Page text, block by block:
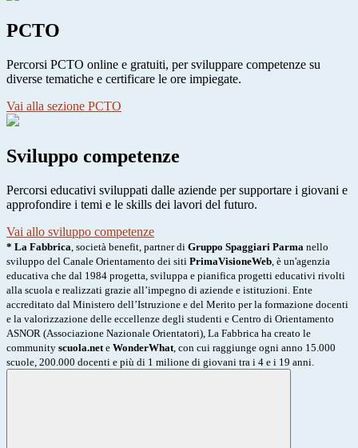
PCTO
Percorsi PCTO online e gratuiti, per sviluppare competenze su
diverse tematiche e certificare le ore impiegate.
Vai alla sezione PCTO
Sviluppo competenze
Percorsi educativi sviluppati dalle aziende per supportare i giovani e
approfondire i temi e le skills dei lavori del futuro.
Vai allo sviluppo competenze
* La Fabbrica , società benefit, partner di Gruppo Spaggiari Parma nello
sviluppo del Canale Orientamento dei siti PrimaVisioneWeb , è un'agenzia
educativa che dal 1984 progetta, sviluppa e pianifica progetti educativi rivolti
alla scuola e realizzati grazie all’impegno di aziende e istituzioni. Ente
accreditato dal Ministero dell’Istruzione e del Merito per la formazione docenti
e la valorizzazione delle eccellenze degli studenti e Centro di Orientamento
ASNOR (Associazione Nazionale Orientatori), La Fabbrica ha creato le
community scuola.net e WonderWhat , con cui raggiunge ogni anno 15.000
scuole, 200.000 docenti e più di 1 milione di giovani tra i 4 e i 19 anni.